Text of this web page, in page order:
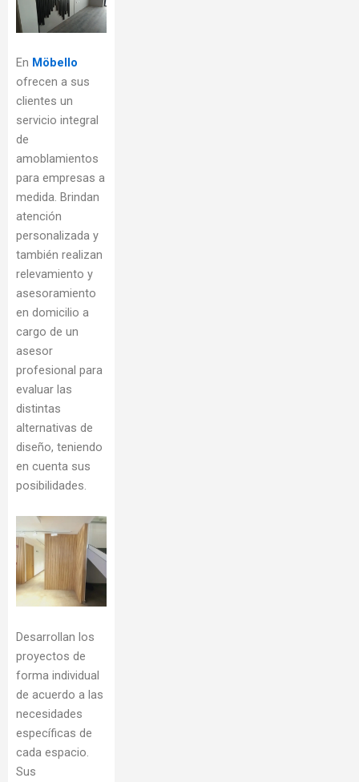
En Möbello
ofrecen a sus
clientes un
servicio integral
de
amoblamientos
para empresas a
medida. Brindan
atención
personalizada y
también realizan
relevamiento y
asesoramiento
en domicilio a
cargo de un
asesor
profesional para
evaluar las
distintas
alternativas de
diseño, teniendo
en cuenta sus
posibilidades.
Desarrollan los
proyectos de
forma individual
de acuerdo a las
necesidades
específicas de
cada espacio.
Sus